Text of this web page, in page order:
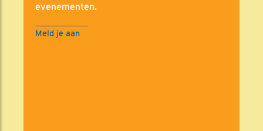
evenementen.
Meld je aan